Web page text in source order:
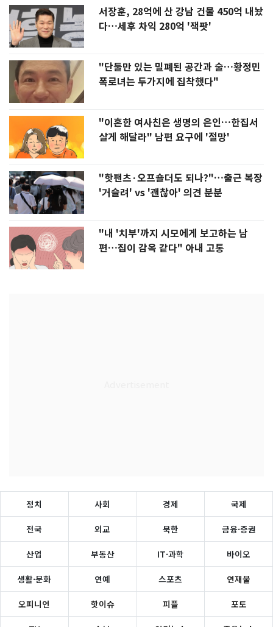
서장훈, 28억에 산 강남 건물 450억 내놨
다…세후 차익 280억 '잭팟'
"단둘만 있는 밀폐된 공간과 술…황정민
폭로녀는 두가지에 집착했다"
"이혼한 여사친은 생명의 은인…한집서
살게 해달라" 남편 요구에 '절망'
"핫팬츠·오프숄더도 되나?"…출근 복장
'거슬려' vs '괜찮아' 의견 분분
"내 '치부'까지 시모에게 보고하는 남
편…집이 감옥 같다" 아내 고통
정치 사회 경제 국제
전국 외교 북한 금융·증권
산업 부동산 IT·과학 바이오
생활·문화 연예 스포츠 연재물
오피니언 핫이슈 피플 포토